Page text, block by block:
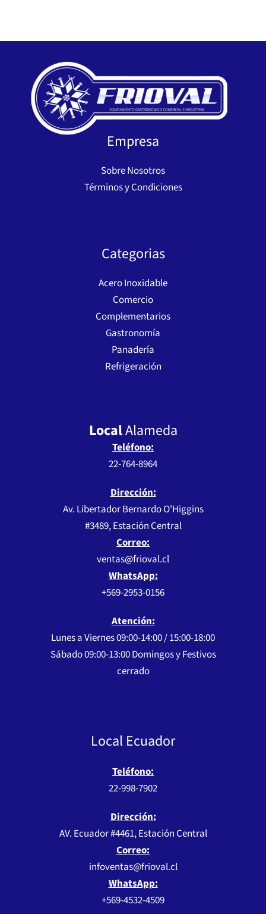
Empresa
Sobre Nosotros
Términos y Condiciones
Categorias
Acero Inoxidable
Comercio
Complementarios
Gastronomía
Panadería
Refrigeración
LocalAlameda
Teléfono:
22-764-8964
Dirección:
Av. Libertador Bernardo O'Higgins
#3489, Estación Central
Correo:
ventas@frioval.cl
WhatsApp:
+569-2953-0156
Atención:
Lunes a Viernes 09:00-14:00 / 15:00-18:00
Sábado 09:00-13:00 Domingos y Festivos
cerrado
Local Ecuador
Teléfono:
22-998-7902
Dirección:
AV. Ecuador #4461, Estación Central
Correo:
infoventas@frioval.cl
WhatsApp:
+569-4532-4509